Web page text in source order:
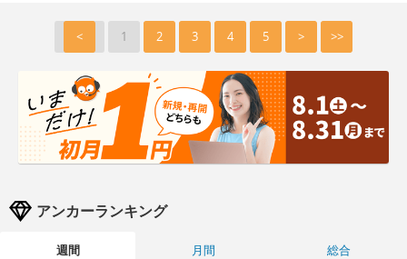
< 1 2 3 4 5 > >>
アンカーランキング
週間 月間
総合